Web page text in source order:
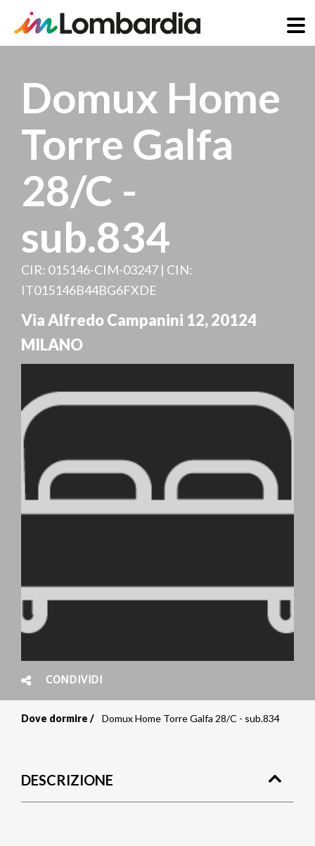
contenuto
principale
Domux Home
Torre Galfa
28/C -
sub.834
CIR: 015146-CIM-03247 | CIN:
IT015146B44BG6FXDE
Via Alfredo Campanini 12,20124
MILANO
CONDIVIDI
pane
Dove dormire Domux Home Torre Galfa 28/C - sub.834
DESCRIZIONE